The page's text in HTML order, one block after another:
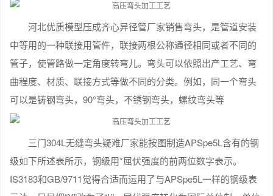
河北优质模型压成齐心异径管厂家销售弯头，是管道安装
中等用的一种联接用管件，联接两根公称通径相同或者不同的
管子，使管路做一定角度转弯儿。弯头可以依照出产工艺、弯
曲程度、材质、联接方式等做不同的分类。例如，同一个弯头
可以是铸钢弯头，90°弯头，不锈钢弯头，螺纹弯头等
三门304L无缝弯头疑难厂家能按图制造APSpe5L含有的钢
级如下所述表所示，钢级用*屈伏强度的前两位数字表示。
IS3183和GB/9711觉得合适而运用了与APSpe5L一样的钢级表